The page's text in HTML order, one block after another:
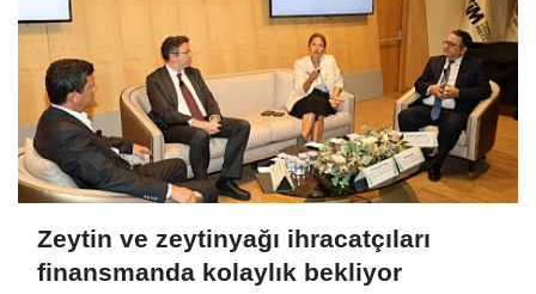
Zeytin ve zeytinyağı ihracatçıları
finansmanda kolaylık bekliyor